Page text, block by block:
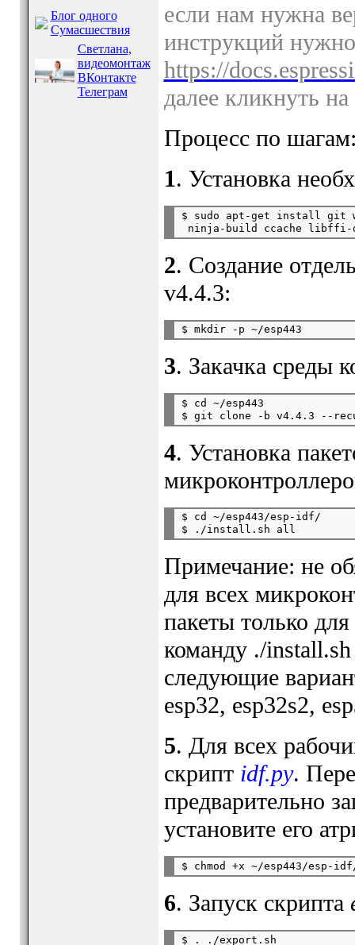
Блог одного
Сумасшествия
Светлана,
видеомонтаж
ВКонтакте
Телеграм
если нам нужна
инструкций
https://
далее кликнуть
Процесс по
1. Установка
$ sudo apt-get install git
2. Создание
v4.4.3:
3. Закачка среды
$ cd ~/esp443
4. Установка
$ cd ~/esp443/esp-idf/
Примечание: не
для всех
пакеты только
команду ./
следующие
esp32, esp32s2,
5. Для всех
скрипт idf.py.
предварительно
установите его
6. Запуск скрипта